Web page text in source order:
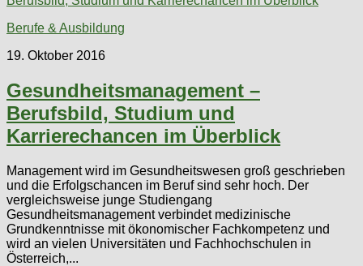
Berufe & Ausbildung
19. Oktober 2016
Gesundheitsmanagement –
Berufsbild, Studium und
Karrierechancen im Überblick
Management wird im Gesundheitswesen groß geschrieben
und die Erfolgschancen im Beruf sind sehr hoch. Der
vergleichsweise junge Studiengang
Gesundheitsmanagement verbindet medizinische
Grundkenntnisse mit ökonomischer Fachkompetenz und
wird an vielen Universitäten und Fachhochschulen in
Österreich,...